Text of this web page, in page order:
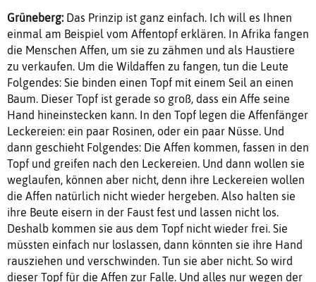
Grüneberg: Das Prinzip ist ganz einfach. Ich will es Ihnen
einmal am Beispiel vom Affentopf erklären. In Afrika fangen
die Menschen Affen, um sie zu zähmen und als Haustiere
zu verkaufen. Um die Wildaffen zu fangen, tun die Leute
Folgendes: Sie binden einen Topf mit einem Seil an einen
Baum. Dieser Topf ist gerade so groß, dass ein Affe seine
Hand hineinstecken kann. In den Topf legen die Affenfänger
Leckereien: ein paar Rosinen, oder ein paar Nüsse. Und
dann geschieht Folgendes: Die Affen kommen, fassen in den
Topf und greifen nach den Leckereien. Und dann wollen sie
weglaufen, können aber nicht, denn ihre Leckereien wollen
die Affen natürlich nicht wieder hergeben. Also halten sie
ihre Beute eisern in der Faust fest und lassen nicht los.
Deshalb kommen sie aus dem Topf nicht wieder frei. Sie
müssten einfach nur loslassen, dann könnten sie ihre Hand
rausziehen und verschwinden. Tun sie aber nicht. So wird
dieser Topf für die Affen zur Falle. Und alles nur wegen der